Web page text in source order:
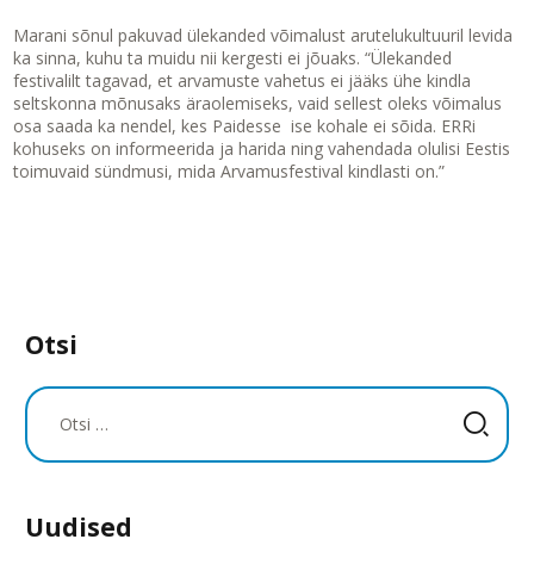
Marani sõnul pakuvad ülekanded võimalust arutelukultuuril levida
ka sinna, kuhu ta muidu nii kergesti ei jõuaks. “Ülekanded
festivalilt tagavad, et arvamuste vahetus ei jääks ühe kindla
seltskonna mõnusaks äraolemiseks, vaid sellest oleks võimalus
osa saada ka nendel, kes Paidesse ise kohale ei sõida. ERRi
kohuseks on informeerida ja harida ning vahendada olulisi Eestis
toimuvaid sündmusi, mida Arvamusfestival kindlasti on.”
Otsi
Otsi:
Uudised